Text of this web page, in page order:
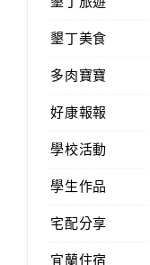
墾丁美食
多肉寶寶
好康報報
學校活動
學生作品
宅配分享
宜蘭住宿